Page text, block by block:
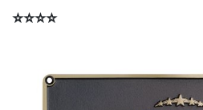
Bei der aktuellen Zertifizierung hat das Hotel Franz im Dezember ganz souverän wieder die Kategorie 4 Sterne ⭐️⭐️⭐️⭐️ erreicht. Das ganze inklusive Team freut sich und ist stolz auf diesen schönen Lohn für die engagierte Arbeit für unser barrierefreies Hotel.